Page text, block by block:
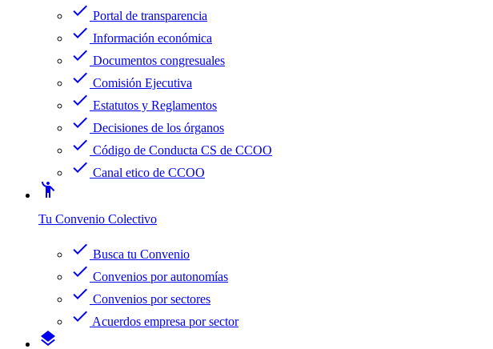
check Portal de transparencia
check Información económica
check Documentos congresuales
check Comisión Ejecutiva
check Estatutos y Reglamentos
check Decisiones de los órganos
check Código de Conducta CS de CCOO
check Canal etico de CCOO
emoji_people
Tu Convenio Colectivo
check Busca tu Convenio
check Convenios por autonomías
check Convenios por sectores
check Acuerdos empresa por sector
layers